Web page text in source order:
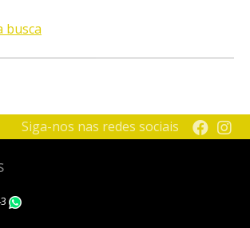
busca
Siga-nos nas redes sociais